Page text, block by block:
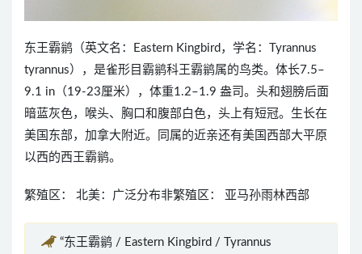
东王霸鹟（英文名：Eastern Kingbird，学名：Tyrannus
tyrannus），是雀形目霸鹟科王霸鹟属的鸟类。体长7.5–
9.1 in（19-23厘米），体重1.2–1.9 盎司。头和翅膀后面
暗蓝灰色，喉头、胸口和腹部白色，头上有短冠。生长在
美国东部，加拿大附近。同属的近亲还有美国西部大平原
以西的西王霸鹟。
繁殖区： 北美：广泛分布非繁殖区： 亚马孙雨林西部
“东王霸鹟 / Eastern Kingbird / Tyrannus